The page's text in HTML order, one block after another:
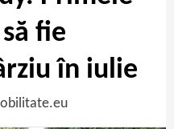
fie
în iulie